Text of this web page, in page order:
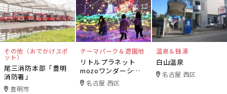
その他（おでかけスポ
ット）
尾三消防本部「豊明
消防署」
豊明市
テーマパーク＆遊園地
リトルプラネット
mozoワンダーシテ
ィ 名古屋 西区
温泉＆銭湯
白山温泉
名古屋 西区